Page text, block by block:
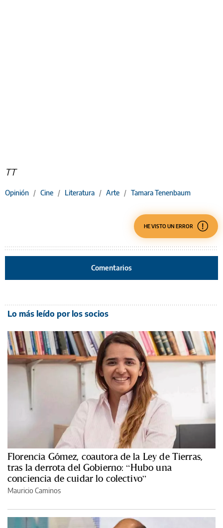
TT
Opinión / Cine / Literatura / Arte / Tamara Tenenbaum
HE VISTO UN ERROR
Comentarios
Lo más leído por los socios
Florencia Gómez, coautora de la Ley de Tierras,
tras la derrota del Gobierno: “Hubo una
conciencia de cuidar lo colectivo”
Mauricio Caminos